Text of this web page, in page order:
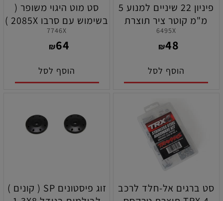
פיניון 22 שיניים למנוע 5
מ"מ קוטר ציר תוצרת
טרקסס
6495X
₪48
הוסף לסל
סט מוט היגוי משופר (
בשימוש עם סרבו 2085X )
לרכב אקס-מאקסס תוצרת
טרקסס
7746X
₪64
הוסף לסל
סט ברגים אל-חלד לרכב
זוג פיסטונים SP ( קונים )